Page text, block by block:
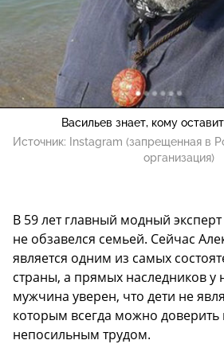
Васильев знает, кому
Источник:
Instagram (запрещенная в
организация)
В 59 лет главный модный
не обзавелся семьей. Сейчас
является одним из самых
страны, а прямых наследников у
мужчина уверен, что дети не
которым всегда можно доверить
непосильным трудом.